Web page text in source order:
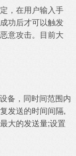
，在用户输入手
功后才可以触发
意攻击。目前大
备，同时间范围内
发送的时间间隔,
大的发送量;设置